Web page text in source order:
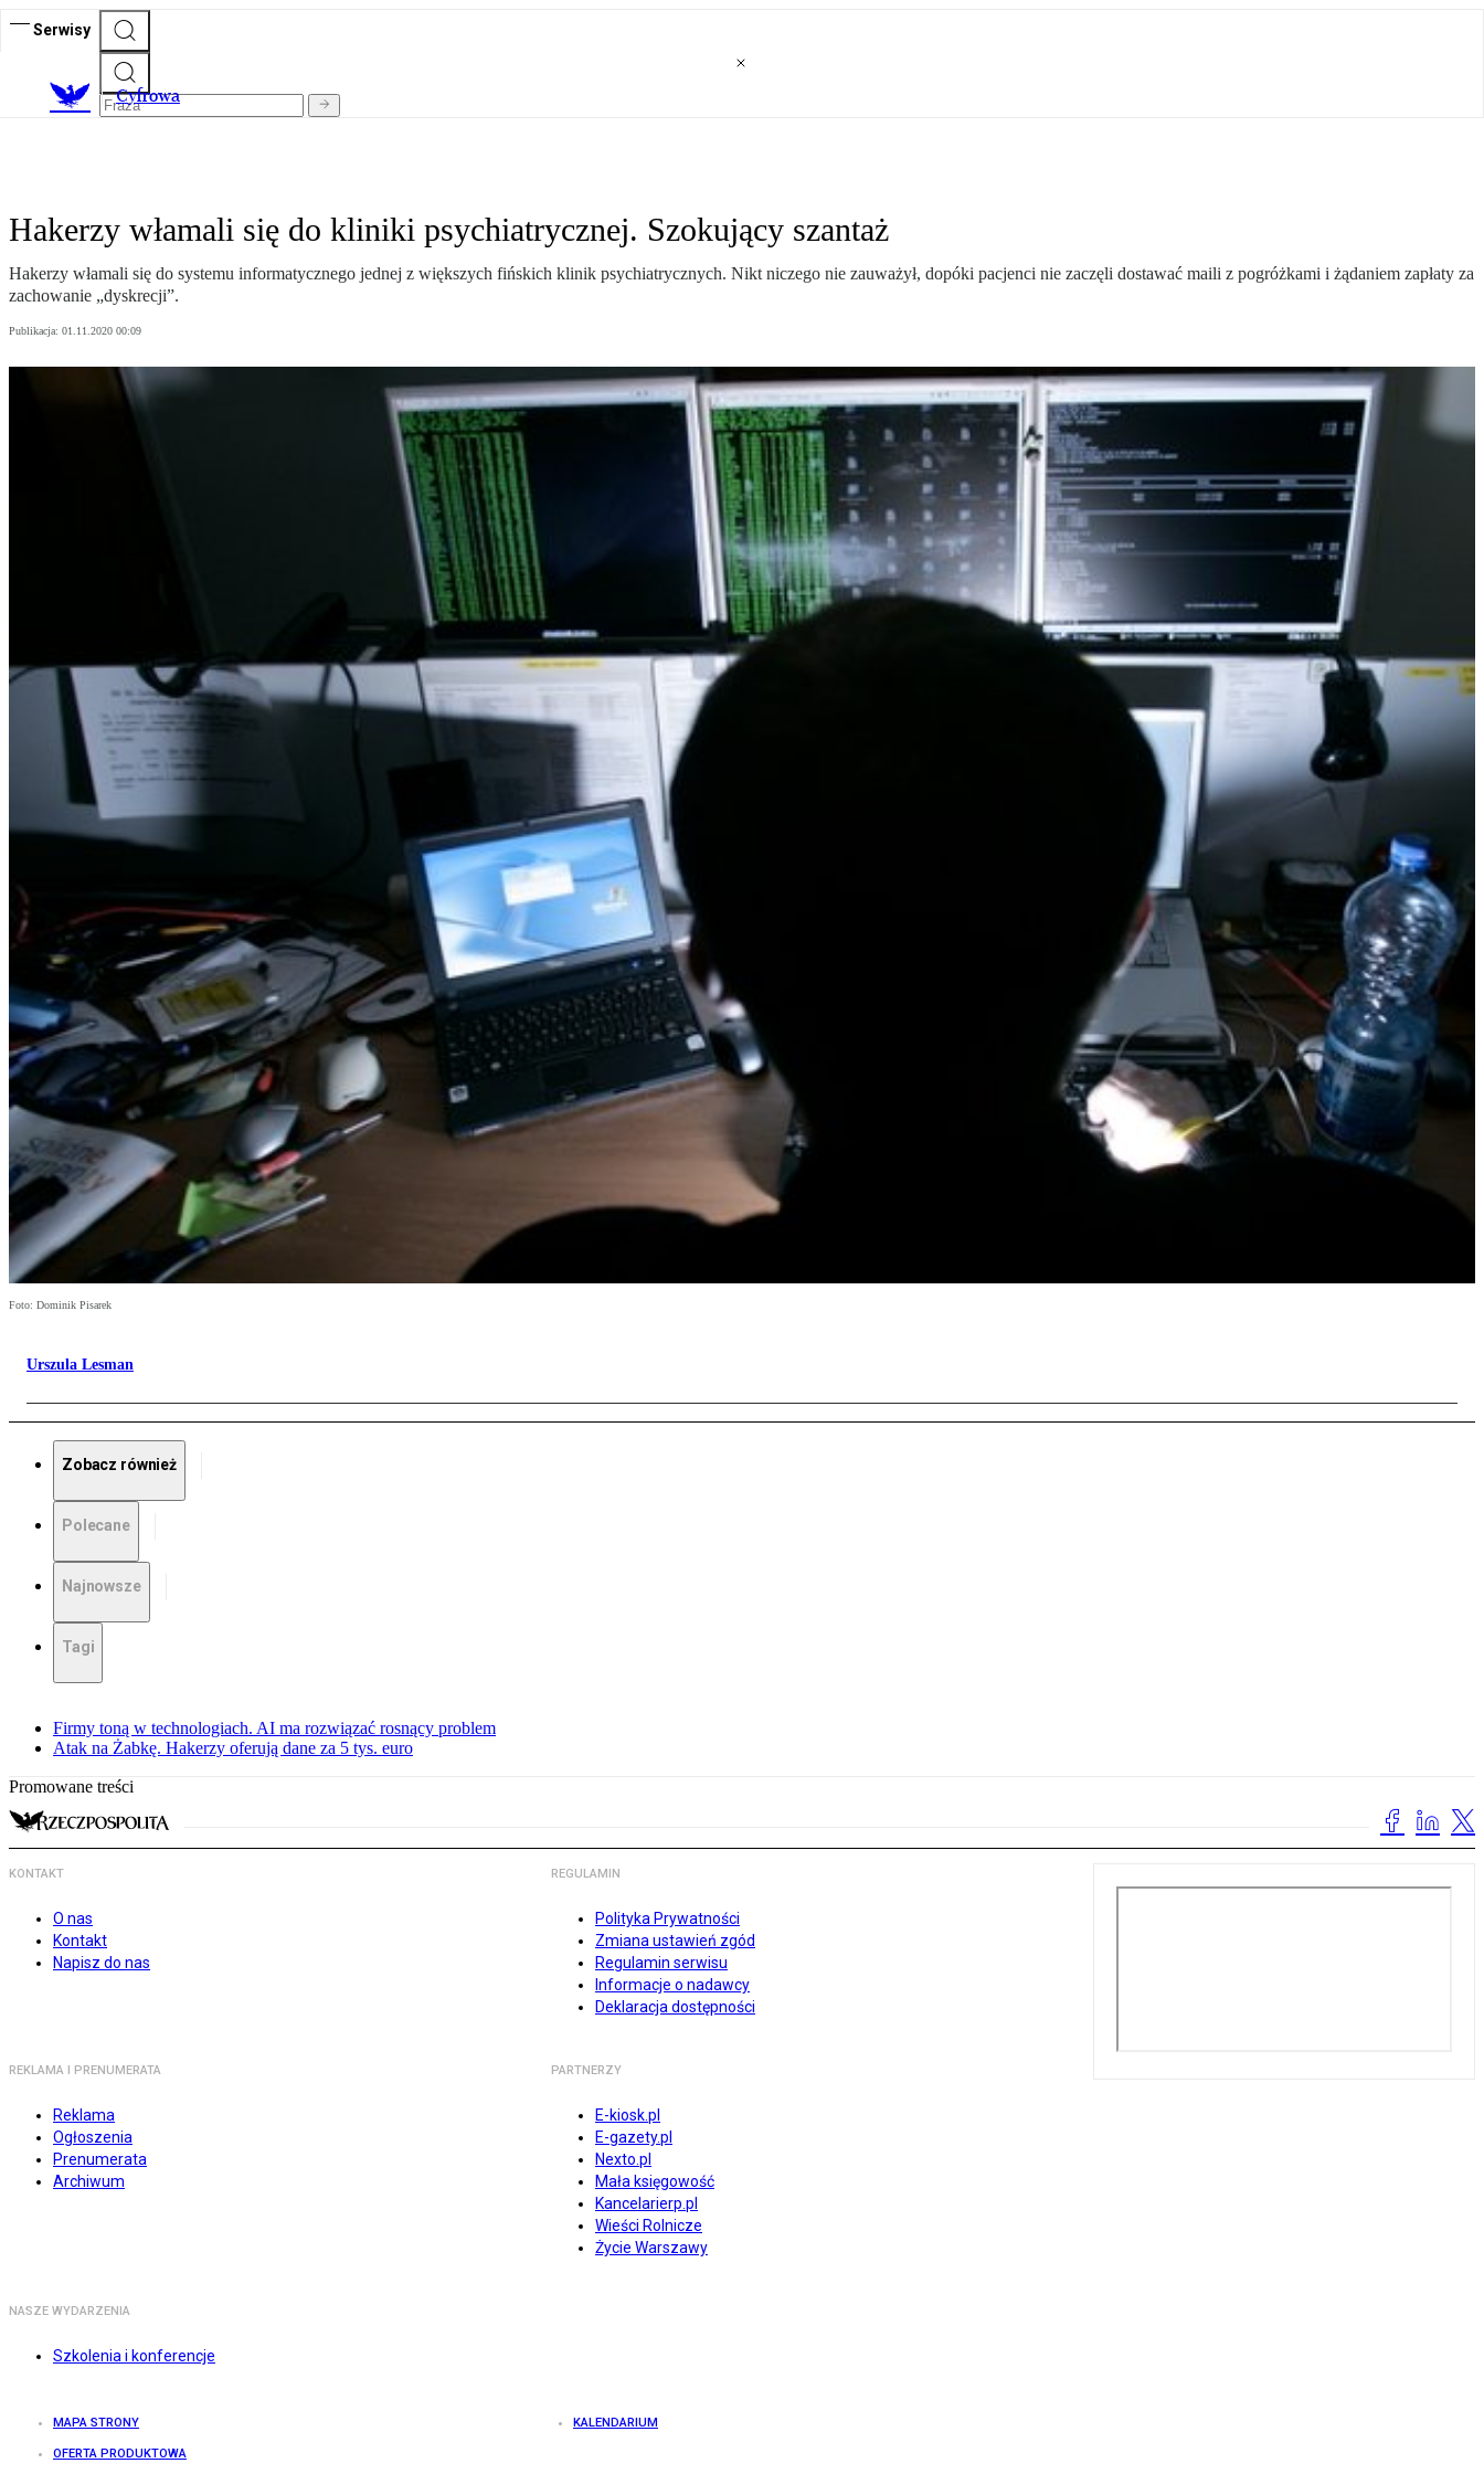
Serwisy
Cyfrowa
Hakerzy włamali się do kliniki psychiatrycznej. Szokujący szantaż
Hakerzy włamali się do systemu informatycznego jednej z większych fińskich klinik psychiatrycznych. Nikt niczego nie zauważył, dopóki pacjenci nie zaczęli dostawać maili z pogróżkami i żądaniem zapłaty za
zachowanie „dyskrecji”.
Publikacja: 01.11.2020 00:09
Foto: Dominik Pisarek
Urszula Lesman
Zobacz również
Polecane
Najnowsze
Tagi
Firmy toną w technologiach. AI ma rozwiązać rosnący problem
Atak na Żabkę. Hakerzy oferują dane za 5 tys. euro
Promowane treści
KONTAKT
O nas
Kontakt
Napisz do nas
REGULAMIN
Polityka Prywatności
Zmiana ustawień zgód
Regulamin serwisu
Informacje o nadawcy
Deklaracja dostępności
REKLAMA I PRENUMERATA
Reklama
Ogłoszenia
Prenumerata
Archiwum
PARTNERZY
E-kiosk.pl
E-gazety.pl
Nexto.pl
Mała księgowość
Kancelarierp.pl
Wieści Rolnicze
Życie Warszawy
NASZE WYDARZENIA
Szkolenia i konferencje
MAPA STRONY KALENDARIUM
OFERTA PRODUKTOWA